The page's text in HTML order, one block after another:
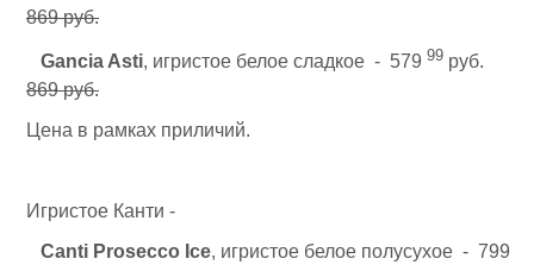
869 руб.
Gancia Asti, игристое белое сладкое - 579 99 руб.
869 руб.
Цена в рамках приличий.
Игристое Канти -
Canti Prosecco Ice, игристое белое полусухое - 799